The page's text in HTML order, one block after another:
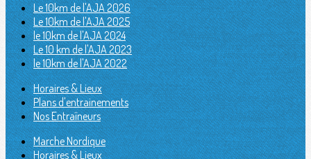
Le 10km de l'AJA 2026
Le 10km de l'AJA 2025
le 10km de l'AJA 2024
Le 10 km de l'AJA 2023
le 10km de l'AJA 2022
Horaires & Lieux
Plans d'entrainements
Nos Entraîneurs
Marche Nordique
Horaires & Lieux